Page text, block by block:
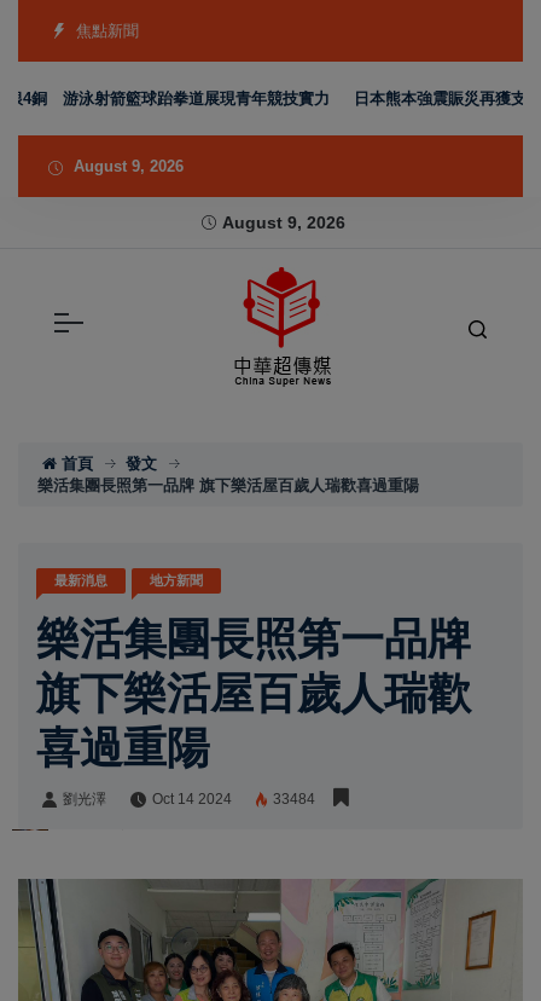
焦點新聞
游泳射箭籃球跆拳道展現青年競技實力 日本熊本強震賑災再獲支持
August 9, 2026
August 9, 2026
首頁
發文
樂活集團長照第一品牌 旗下樂活屋百歲人瑞歡喜過重陽
最新消息 地方新聞
樂活集團長照第一品牌
旗下樂活屋百歲人瑞歡
喜過重陽
劉光澤 Oct 14 2024 33484